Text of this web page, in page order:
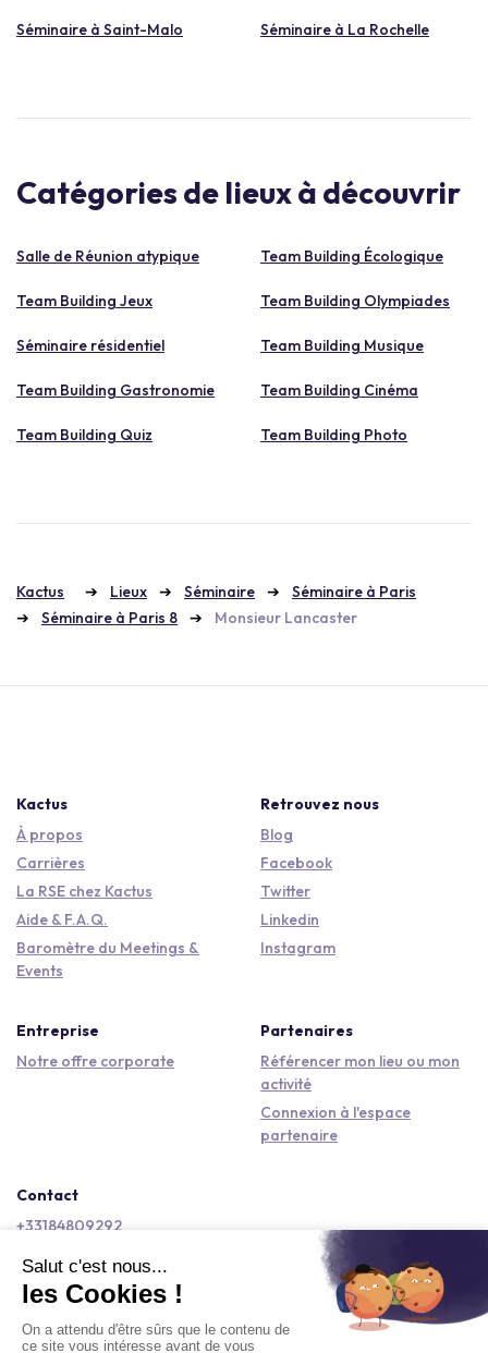
Séminaire à Saint-Malo Séminaire à La Rochelle
Catégories de lieux à découvrir
Salle de Réunion atypique Team Building Écologique
Team Building Jeux Team Building Olympiades
Séminaire résidentiel Team Building Musique
Team Building Gastronomie Team Building Cinéma
Team Building Quiz Team Building Photo
Kactus Lieux Séminaire
Séminaire à Paris
Séminaire à Paris 8
Monsieur Lancaster
Kactus
À propos
Carrières
La RSE chez Kactus
Aide & F.A.Q.
Baromètre du Meetings &
Events
Retrouvez nous
Blog
Facebook
Twitter
Linkedin
Instagram
Entreprise
Notre offre corporate
Partenaires
Référencer mon lieu ou mon
activité
Connexion à l'espace
partenaire
Contact
+33184809292
Copyright © 2026 Kactus Tous droits réservés